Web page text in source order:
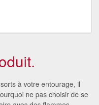
à votre entourage, il
ne pas choisir de se